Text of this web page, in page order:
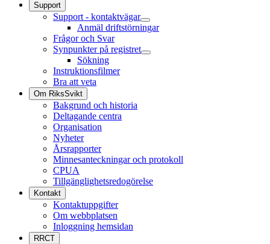
Support
Support - kontaktvägar
Anmäl driftstörningar
Frågor och Svar
Synpunkter på registret
Sökning
Instruktionsfilmer
Bra att veta
Om RiksSvikt
Bakgrund och historia
Deltagande centra
Organisation
Nyheter
Årsrapporter
Minnesanteckningar och protokoll
CPUA
Tillgänglighetsredogörelse
Kontakt
Kontaktuppgifter
Om webbplatsen
Inloggning hemsidan
RRCT